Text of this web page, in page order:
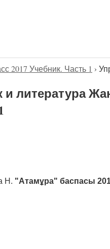
2017 Учебник. Часть 1 ›
литература
Н. "Атамұра" баспасы